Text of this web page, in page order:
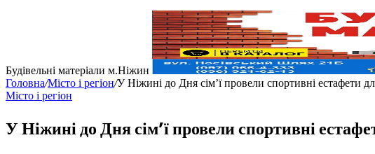
Будівельні матеріали м.Ніжин
Головна/Місто і регіон/У Ніжині до Дня сім’ї провели спортивні естафети
Місто і регіон
У Ніжині до Дня сім’ї провели спортивні